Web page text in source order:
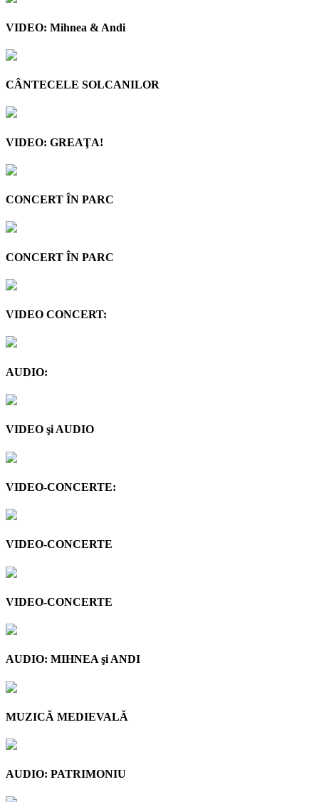
VIDEO: Mihnea & Andi
CÂNTECELE SOLCANILOR
VIDEO: GREAŢA!
CONCERT ÎN PARC
CONCERT ÎN PARC
VIDEO CONCERT:
AUDIO:
VIDEO şi AUDIO
VIDEO-CONCERTE:
VIDEO-CONCERTE
VIDEO-CONCERTE
AUDIO: MIHNEA şi ANDI
MUZICĂ MEDIEVALĂ
AUDIO: PATRIMONIU